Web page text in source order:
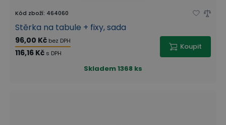
Kód zboží: 464060
Stěrka na tabule + fixy, sada
96,00 Kč bez DPH
116,16 Kč s DPH
Koupit
Skladem1368 ks